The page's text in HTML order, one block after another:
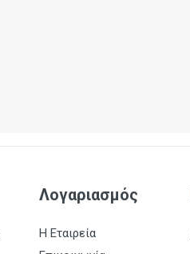
Λογαριασμός
Η Εταιρεία